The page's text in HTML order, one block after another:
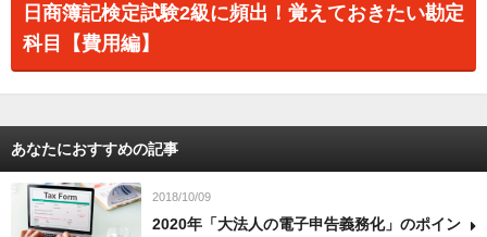
日商簿記検定試験2級に頻出！覚えておきたい勘定
科目【費用編】
あなたにおすすめの記事
2018/10/09
2020年「大法人の電子申告義務化」のポイン